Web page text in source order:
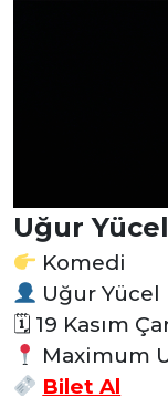
Uğur
Komedi
Uğur Yücel
🗓 19 Kasım
Maximum
Bilet Al